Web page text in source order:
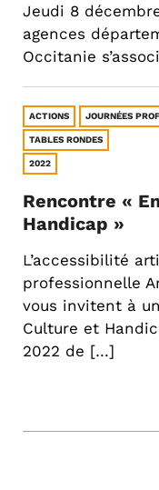
Jeudi 8
agences
Occitanie
ACTIONS JOURNÉES
TABLES RONDES
2022
Rencontre «
Handicap »
L’accessibilité
professionnelle
vous invitent à
Culture et
2022 de […]